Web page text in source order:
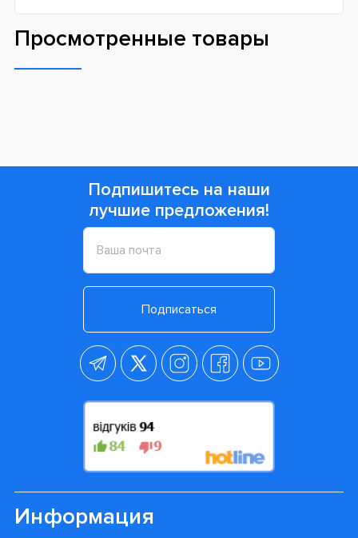
Просмотренные товары
Подпишитесь на наши
лучшие предложения!
Подписаться
Информация